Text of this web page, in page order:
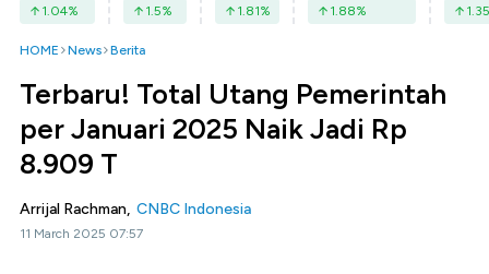
1.04% 1.5% 1.81% 1.88% 1.35
HOME News Berita
Terbaru! Total Utang Pemerintah
per Januari 2025 Naik Jadi Rp
8.909 T
Arrijal Rachman, CNBC Indonesia
11 March 2025 07:57